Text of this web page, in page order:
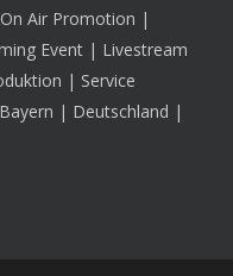
Air Promotion |
Event | Livestream
| Service
| Deutschland |